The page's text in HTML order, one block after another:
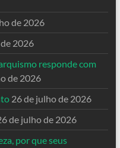
de 2026
2026
responde com
de 2026
26 de julho de 2026
de julho de 2026
por que seus